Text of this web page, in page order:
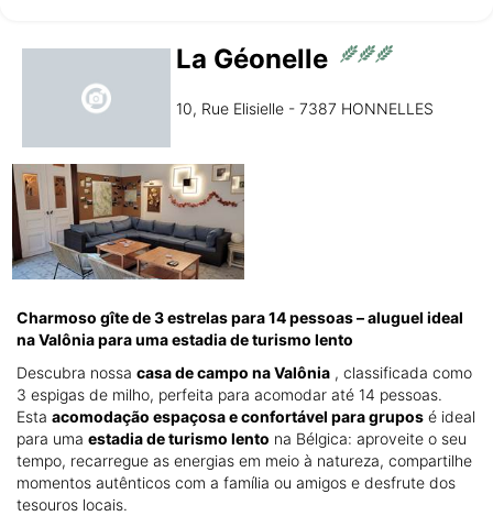
Quarta-Feira
La Géonelle
10, Rue Elisielle - 7387 HONNELLES
Charmoso gîte de 3 estrelas para 14 pessoas – aluguel ideal
na Valônia para uma estadia de turismo lento
Descubra nossa casa de campo na Valônia , classificada como
3 espigas de milho, perfeita para acomodar até 14 pessoas.
Esta acomodação espaçosa e confortável para grupos é ideal
para uma estadia de turismo lento na Bélgica: aproveite o seu
tempo, recarregue as energias em meio à natureza, compartilhe
momentos autênticos com a família ou amigos e desfrute dos
tesouros locais.